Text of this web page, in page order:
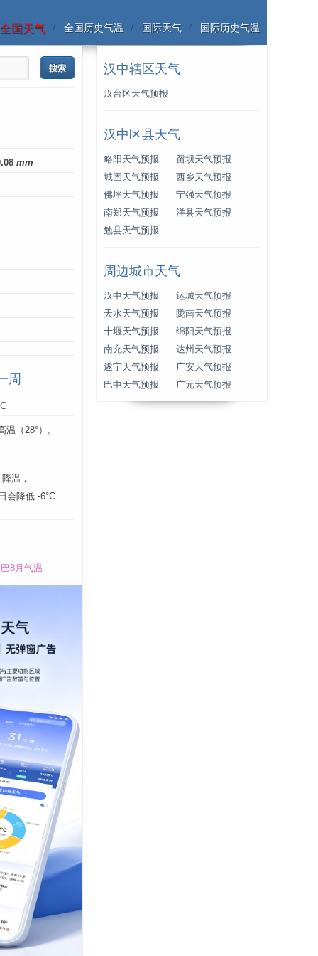
全国天气 全国历史气温 国际天气 国际历史气温
mm
周
温（28°）。
温，
会降低 -6°C
8月气温
汉中辖区天气
汉台区天气预报
汉中区县天气
略阳天气预报
留坝天气预报
城固天气预报
西乡天气预报
佛坪天气预报
宁强天气预报
南郑天气预报
洋县天气预报
勉县天气预报
周边城市天气
汉中天气预报
运城天气预报
天水天气预报
陇南天气预报
十堰天气预报
绵阳天气预报
南充天气预报
达州天气预报
遂宁天气预报
广安天气预报
巴中天气预报
广元天气预报